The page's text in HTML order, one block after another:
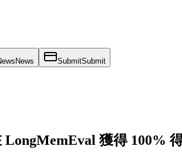
News SubmitSubmit
獲得 100%